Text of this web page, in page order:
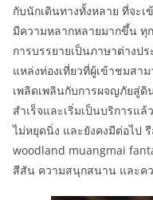
กับนักเดินทางทั้งหลาย ที่จะเ
มีความหลากหลายมากขึ้น ทุ
การบรรยายเป็นภาษาต่างป
แหล่งท่องเที่ยวที่ผู้เข้าชมสา
เพลิดเพลินกับการผจญภัยสู่
สำเร็จและเริ่มเป็นบริการแ
ไม่หยุดนิ่ง และยังคงมีต่อไป
woodland muangmai
สีสัน ความสนุกสนาน และค